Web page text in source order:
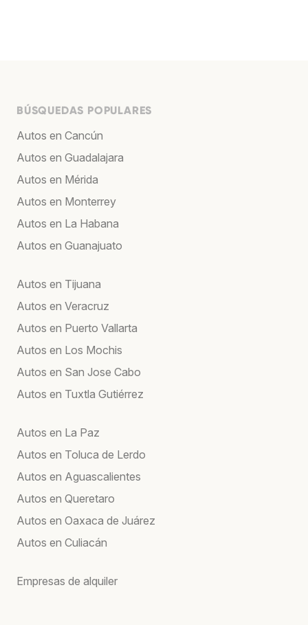
BÚSQUEDAS POPULARES
Autos en Cancún
Autos en Guadalajara
Autos en Mérida
Autos en Monterrey
Autos en La Habana
Autos en Guanajuato
Autos en Tijuana
Autos en Veracruz
Autos en Puerto Vallarta
Autos en Los Mochis
Autos en San Jose Cabo
Autos en Tuxtla Gutiérrez
Autos en La Paz
Autos en Toluca de Lerdo
Autos en Aguascalientes
Autos en Queretaro
Autos en Oaxaca de Juárez
Autos en Culiacán
Empresas de alquiler